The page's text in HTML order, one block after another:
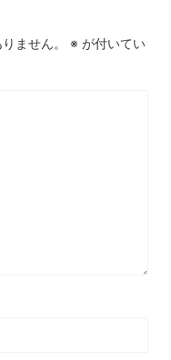
ません。 ※ が付いてい